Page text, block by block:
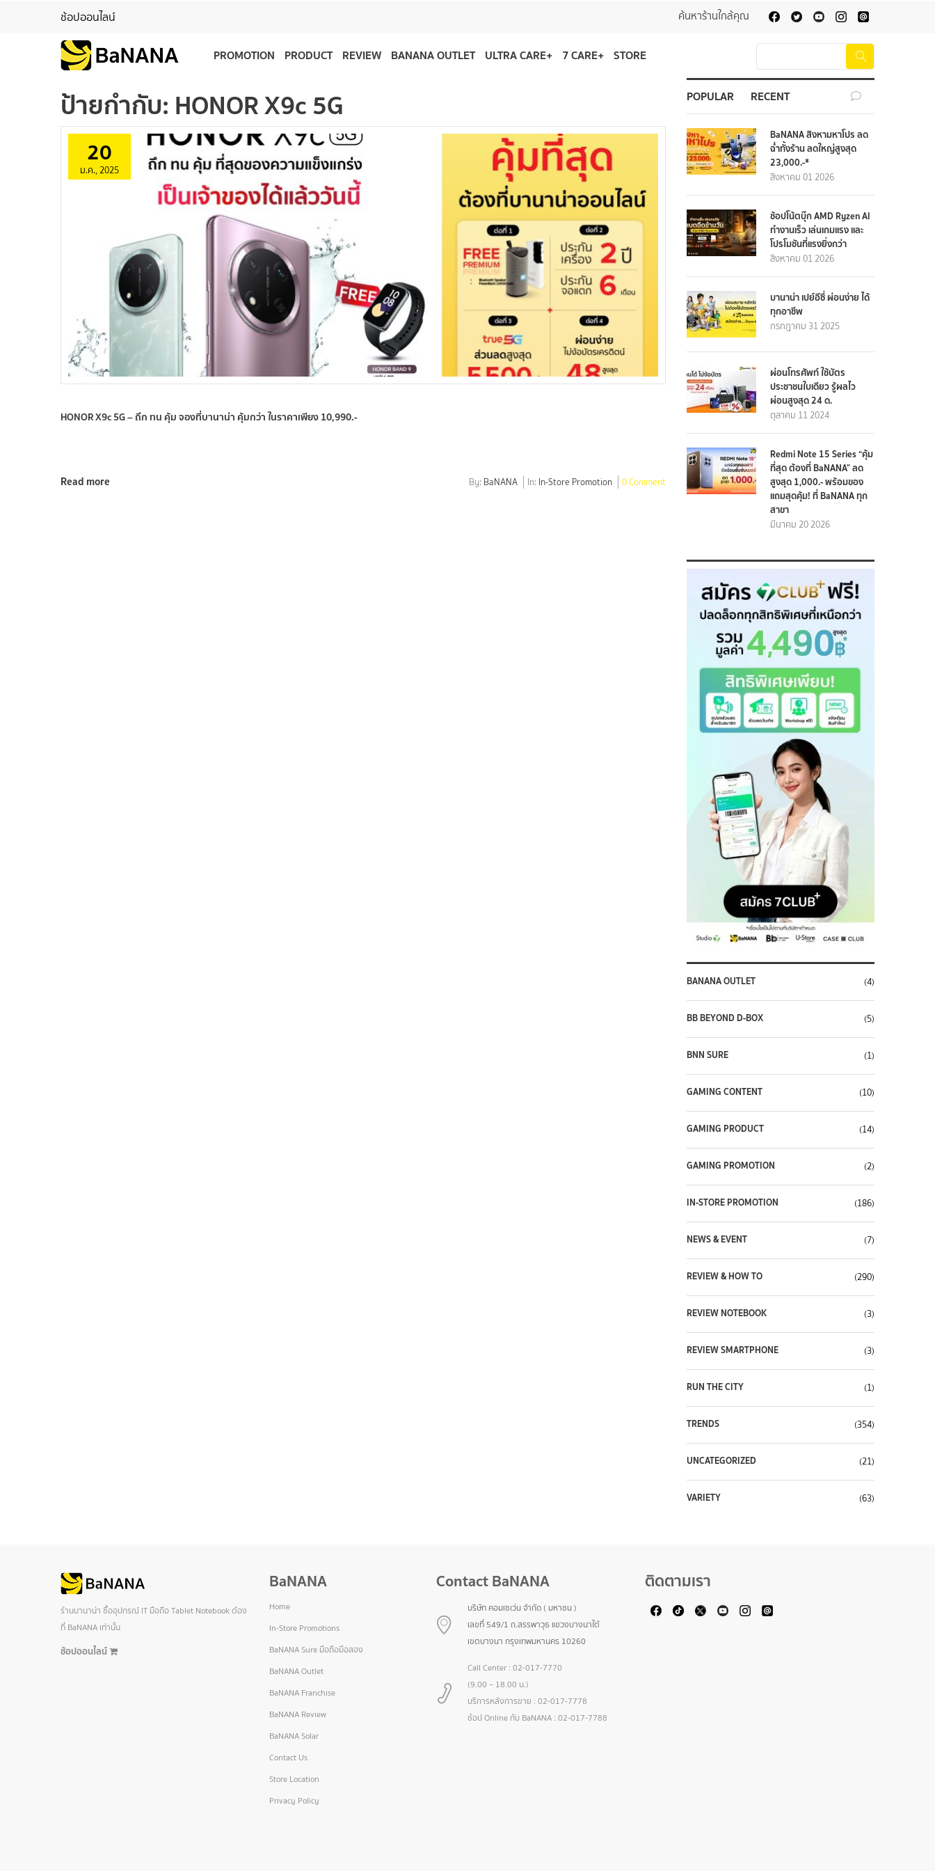
ช้อปออนไลน์ ค้นหาร้านใกล้คุณ
PROMOTION PRODUCT REVIEW BANANA OUTLET ULTRA CARE+ 7 CARE+ STORE
ป้ายกำกับ: HONOR X9c 5G
20
ม.ค., 2025
HONOR X9c 5G – ถึก ทน คุ้ม จองที่บานาน่า คุ้มกว่า ในราคาเพียง 10,990.-
Read more By: BaNANA In: In-Store Promotion 0 Comment
POPULAR RECENT
BaNANA สิงหามหาโปร ลด
ฉ่ำทั้งร้าน ลดใหญ่สูงสุด
23,000.-*
สิงหาคม 01 2026
ช้อปโน้ตบุ๊ก AMD Ryzen AI
ทำงานเร็ว เล่นเกมแรง และ
โปรโมชันที่แรงยิ่งกว่า
สิงหาคม 01 2026
บานาน่า เปย์อีซี่ ผ่อนง่าย ได้
ทุกอาชีพ
กรกฎาคม 31 2025
ผ่อนโทรศัพท์ ใช้บัตร
ประชาชนใบเดียว รู้ผลไว
ผ่อนสูงสุด 24 ด.
ตุลาคม 11 2024
Redmi Note 15 Series “คุ้ม
ที่สุด ต้องที่ BaNANA” ลด
สูงสุด 1,000.- พร้อมของ
แถมสุดคุ้ม! ที่ BaNANA ทุก
สาขา
มีนาคม 20 2026
BANANA OUTLET (4)
BB BEYOND D-BOX (5)
BNN SURE (1)
GAMING CONTENT (10)
GAMING PRODUCT (14)
GAMING PROMOTION (2)
IN-STORE PROMOTION (186)
NEWS & EVENT (7)
REVIEW & HOW TO (290)
REVIEW NOTEBOOK (3)
REVIEW SMARTPHONE (3)
RUN THE CITY (1)
TRENDS (354)
UNCATEGORIZED (21)
VARIETY (63)
ร้านบานาน่า ซื้ออุปกรณ์ IT มือถือ Tablet Notebook ต้อง
ที่ BaNANA เท่านั้น
ช้อปออนไลน์
BaNANA
Home
In-Store Promotions
BaNANA Sure มือถือมือสอง
BaNANA Outlet
BaNANA Franchise
BaNANA Review
BaNANA Solar
Contact Us
Store Location
Privacy Policy
Contact BaNANA
บริษัท คอมเซเว่น จำกัด ( มหาชน )
เลขที่ 549/1 ถ.สรรพาวุธ แขวงบางนาใต้
เขตบางนา กรุงเทพมหานคร 10260
Call Center : 02-017-7770
(9.00 – 18.00 น.)
บริการหลังการขาย : 02-017-7778
ช้อป Online กับ BaNANA : 02-017-7788
ติดตามเรา